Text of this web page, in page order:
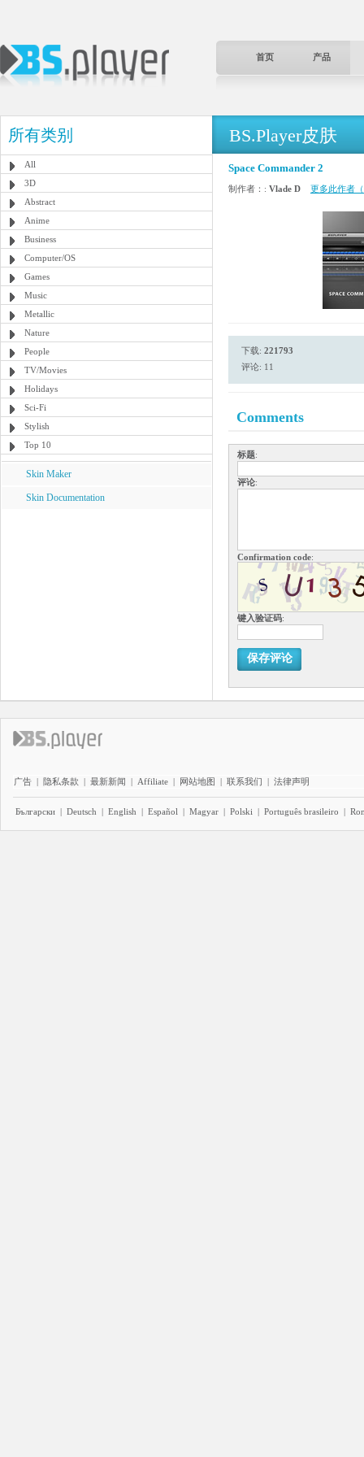
首页 产品
所有类别
All
3D
Abstract
Anime
Business
Computer/OS
Games
Music
Metallic
Nature
People
TV/Movies
Holidays
Sci-Fi
Stylish
Top 10
Skin Maker
Skin Documentation
BS.Player皮肤
Space Commander 2
制作者：: Vlade D 更多此作者
下载: 221793
评论: 11
Comments
标题:
评论:
Confirmation code:
键入验证码:
保存评论
广告 | 隐私条款 | 最新新闻 | Affiliate | 网站地图 | 联系我们 | 法律声明
Български | Deutsch | English | Español | Magyar | Polski | Português brasileiro |